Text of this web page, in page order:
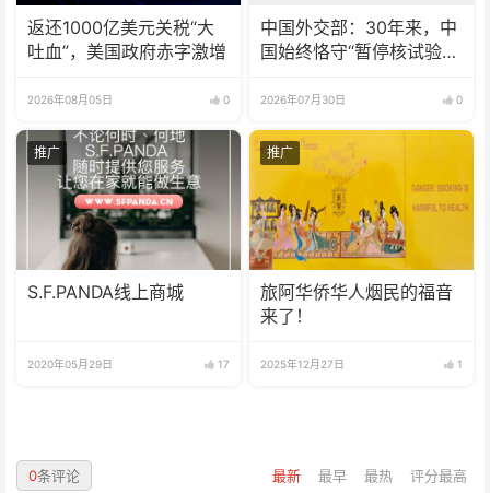
返还1000亿美元关税“大
吐血”，美国政府赤字激增
2026年08月05日 0
中国外交部：30年来，中
国始终恪守“暂停核试验”
2026年07月30日 0
推广
S.F.PANDA线上商城
2020年05月29日 17
推广
旅阿华侨华人烟民的福音
来了！
2025年12月27日 1
最新 最早 最热 评分最高
0条评论